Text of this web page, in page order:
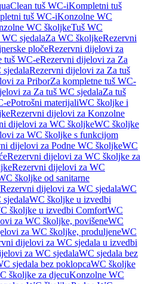
tuš WC-iKompletni tuš
tuš WC-iKonzolne WC
WC školjkeTuš WC
sjedalaZa WC školjkeRezervni
pločeRezervni dijelovi za
tuš WC-eRezervni dijelovi za Za
sjedalaRezervni dijelovi za Za tuš
za PriborZa kompletne tuš WC-
za Za tuš WC sjedalaZa tuš
ePotrošni materijaliWC školjke i
Rezervni dijelovi za Konzolne
dijelovi za WC školjkeWC školjke
za WC školjke s funkcijom
dijelovi za Podne WC školjkeWC
Rezervni dijelovi za WC školjke za
Rezervni dijelovi za WC
školjke od sanitarne
Rezervni dijelovi za WC sjedalaWC
WC školjke u izvedbi
školjke u izvedbi ComfortWC
za WC školjke, povišeneWC
za WC školjke, produljeneWC
dijelovi za WC sjedala u izvedbi
za WC sjedalaWC sjedala bez
sjedala bez poklopcaWC školjke
školjke za djecuKonzolne WC